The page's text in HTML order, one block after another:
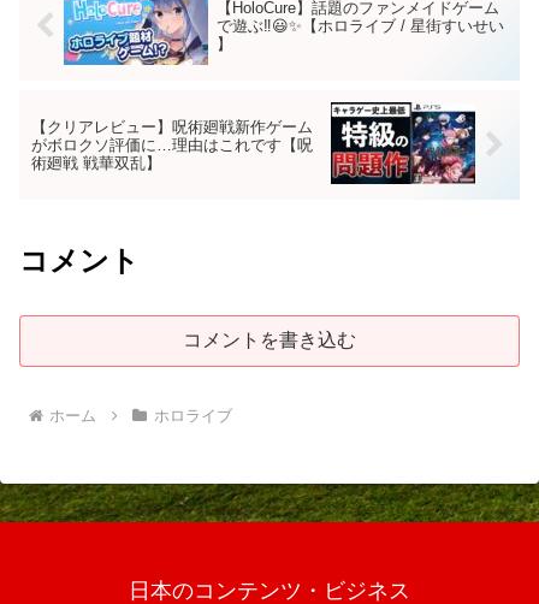
【HoloCure】話題のファンメイドゲーム
で遊ぶ‼😃✨【ホロライブ / 星街すいせい
】
【クリアレビュー】呪術廻戦新作ゲーム
がボロクソ評価に…理由はこれです【呪
術廻戦 戦華双乱】
コメント
コメントを書き込む
ホーム ホロライブ
日本のコンテンツ・ビジネス